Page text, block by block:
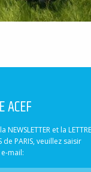
ACEF
et la LETTRE
de PARIS, veuillez saisir
mail: